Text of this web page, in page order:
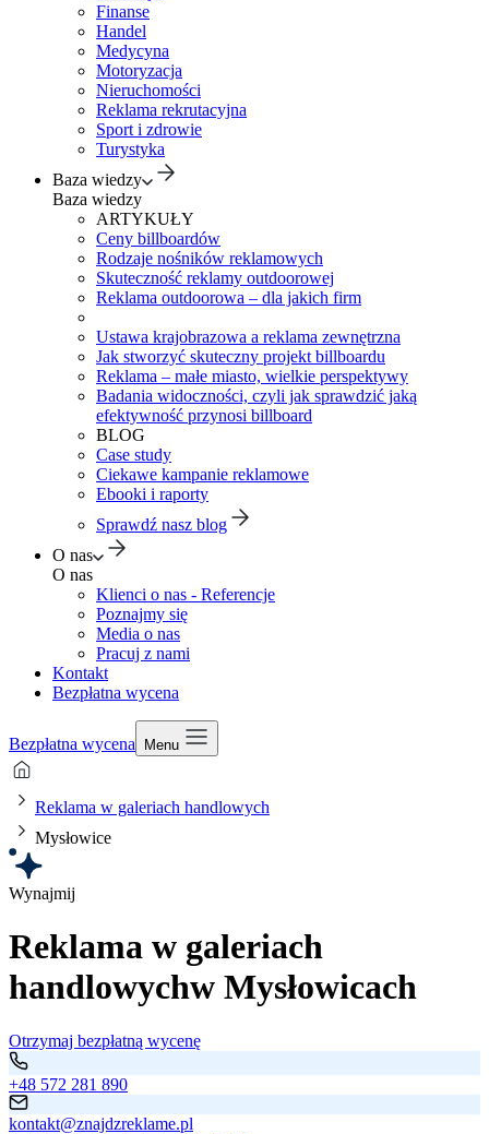
Finanse
Handel
Medycyna
Motoryzacja
Nieruchomości
Reklama rekrutacyjna
Sport i zdrowie
Turystyka
Baza wiedzy
Baza wiedzy
ARTYKUŁY
Ceny billboardów
Rodzaje nośników reklamowych
Skuteczność reklamy outdoorowej
Reklama outdoorowa – dla jakich firm
Ustawa krajobrazowa a reklama zewnętrzna
Jak stworzyć skuteczny projekt billboardu
Reklama – małe miasto, wielkie perspektywy
Badania widoczności, czyli jak sprawdzić jaką
efektywność przynosi billboard
BLOG
Case study
Ciekawe kampanie reklamowe
Ebooki i raporty
Sprawdź nasz blog
O nas
O nas
Klienci o nas - Referencje
Poznajmy się
Media o nas
Pracuj z nami
Kontakt
Bezpłatna wycena
Bezpłatna wycena Menu
Reklama w galeriach handlowych
Mysłowice
Wynajmij
Reklama w galeriach
handlowychw Mysłowicach
Otrzymaj bezpłatną wycenę
+48 572 281 890
kontakt@znajdzreklame.pl